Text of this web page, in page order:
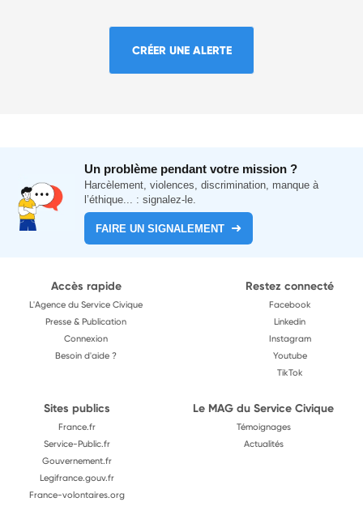
CRÉER UNE ALERTE
Un problème pendant votre mission ?
Harcèlement, violences, discrimination, manque à
l’éthique... : signalez-le.
FAIRE UN SIGNALEMENT
Accès rapide
L'Agence du Service Civique
Presse & Publication
Connexion
Besoin d'aide ?
Restez connecté
Facebook
Linkedin
Instagram
Youtube
TikTok
Sites publics
France.fr
Service-Public.fr
Gouvernement.fr
Legifrance.gouv.fr
France-volontaires.org
Le MAG du Service Civique
Témoignages
Actualités